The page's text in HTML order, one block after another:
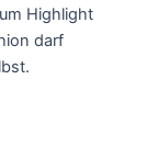
Highlight
darf